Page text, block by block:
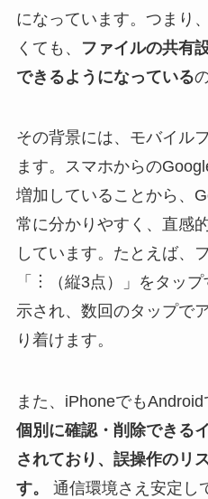
になっています。つまり
くても、
ファイルの共有
できるようになっている
その背景には、モバイル
ます。スマホからの
増加していることから、
常に分かりやすく、直感
しています。たとえば、
「︙（縦3点）」をタッ
示され、数回のタップで
り着けます。
また、iPhoneでもAndroid
個別に確認・削除できる
されており、誤操作のリ
す。
通信環境さえ安定し